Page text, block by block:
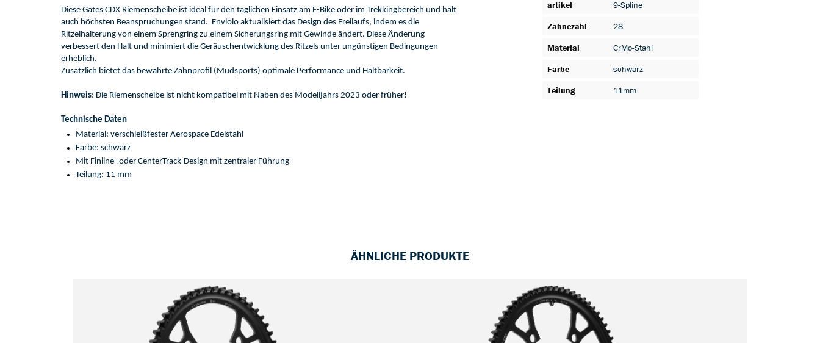
Diese Gates CDX Riemenscheibe ist ideal für den täglichen Einsatz am E-Bike oder im Trekkingbereich und hält
auch höchsten Beanspruchungen stand. Enviolo
Ritzelhalterung von einem Sprengring zu einem Sicherungsring mit Gewinde ändert. Diese Änderung
verbessert den Halt und minimiert die Geräuschentwicklung des Ritzels unter ungünstigen Bedingungen
erheblich.
Zusätzlich bietet das bewährte Zahnprofil (Mudsports) optimale Performance und Haltbarkeit.
Hinweis: Die Riemenscheibe ist nicht kompatibel mit Naben des Modelljahrs 2023 oder früher!
Technische Daten
Material: verschleißfester Aerospace Edelstahl
Farbe: schwarz
Mit Finline- oder CenterTrack-Design mit zentraler Führung
Teilung: 11 mm
artikel
9-Spline
Zähnezahl
28
Material
CrMo-Stahl
Farbe
schwarz
Teilung
11mm
ÄHNLICHE PRODUKTE